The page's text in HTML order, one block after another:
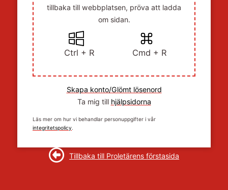
tillbaka till webbplatsen, pröva att ladda
om sidan.
Ctrl + R Cmd + R
Skapa konto/Glömt lösenord
Ta mig till hjälpsidorna
Läs mer om hur vi behandlar personuppgifter i vår
integritetspolicy.
Tillbaka till Proletärens förstasida